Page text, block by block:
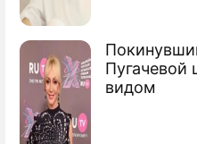
Пугачевой
видом